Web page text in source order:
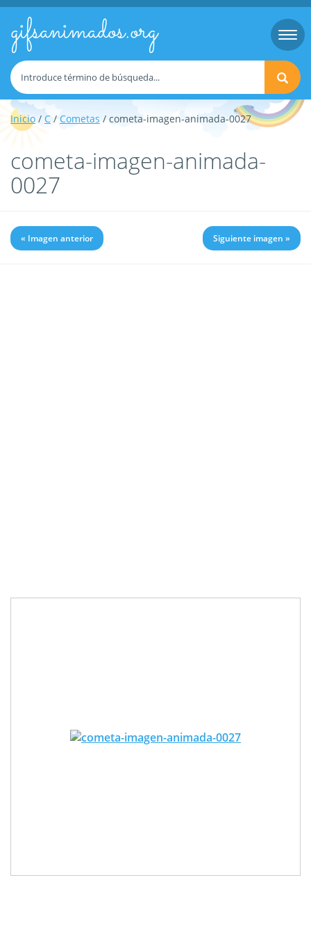
gifsanimados.org
Inicio / C /Cometas / cometa-imagen-animada-0027
cometa-imagen-animada-
0027
« Imagen anterior Siguiente imagen »